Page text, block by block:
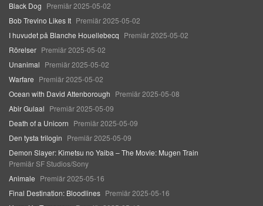
Black Dog Premiär 2025-05-02
Bob Trevino Likes It Premiär 2025-05-02
I huvudet på Blanche Houellebecq Premiär 2025-05-02
Rörelser Premiär 2025-05-02
Unanimal Premiär 2025-05-02
Warfare Premiär 2025-05-02
Ocean with David Attenborough Premiär 2025-05-08
Abir Gulaal Premiär 2025-05-09
Death of a Unicorn Premiär 2025-05-09
Den tysta trilogin Premiär 2025-05-09
Demon Slayer: Kimetsu no Yaiba – The Movie: Mugen Train
Premiär SF Studios/Sony
Animale Premiär 2025-05-16
Final Destination: Bloodlines Premiär 2025-05-16